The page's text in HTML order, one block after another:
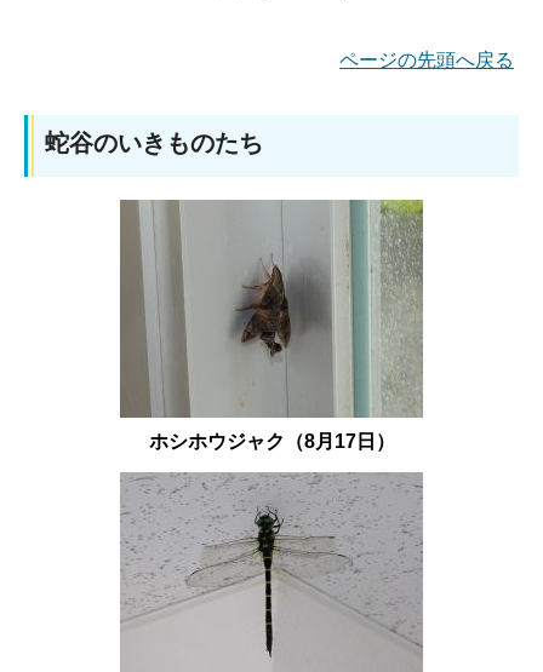
ページの先頭へ戻る
蛇谷のいきものたち
ホシホウジャク（8月17日）